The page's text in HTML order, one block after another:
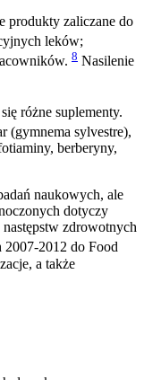
produkty zaliczane do
leków;
8 Nasilenie
różne suplementy.
(gymnema sylvestre),
berberyny,
naukowych, ale
dotyczy
zdrowotnych
2007-2012 do Food
a także